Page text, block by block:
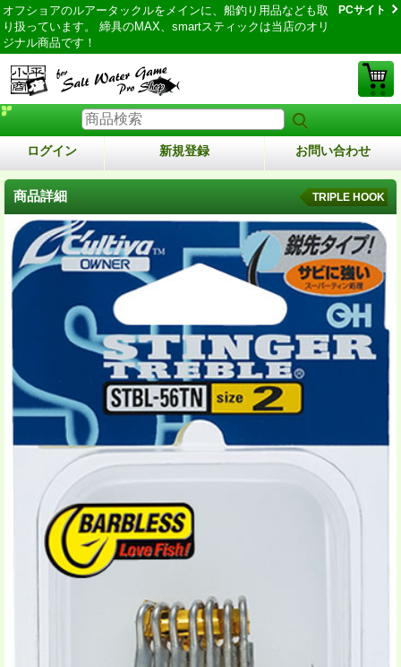
オフショアのルアータックルをメインに、船釣り用品なども取
り扱っています。 締具のMAX、smartスティックは当店のオリ
ジナル商品です！
PCサイト
ログイン 新規登録 お問い合わせ
商品詳細 TRIPLE HOOK